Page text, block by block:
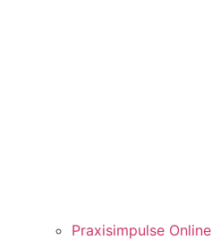
Praxisimpulse Online